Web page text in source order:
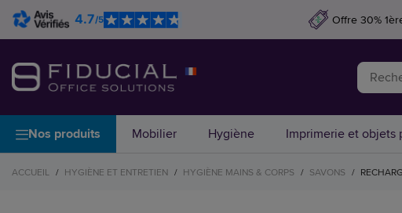
4.7/5 Offre 30%
Nos produits Mobilier Hygiène Imprimerie et objets
ACCUEIL / HYGIÈNE ET ENTRETIEN / HYGIÈNE MAINS & CORPS / SAVONS /